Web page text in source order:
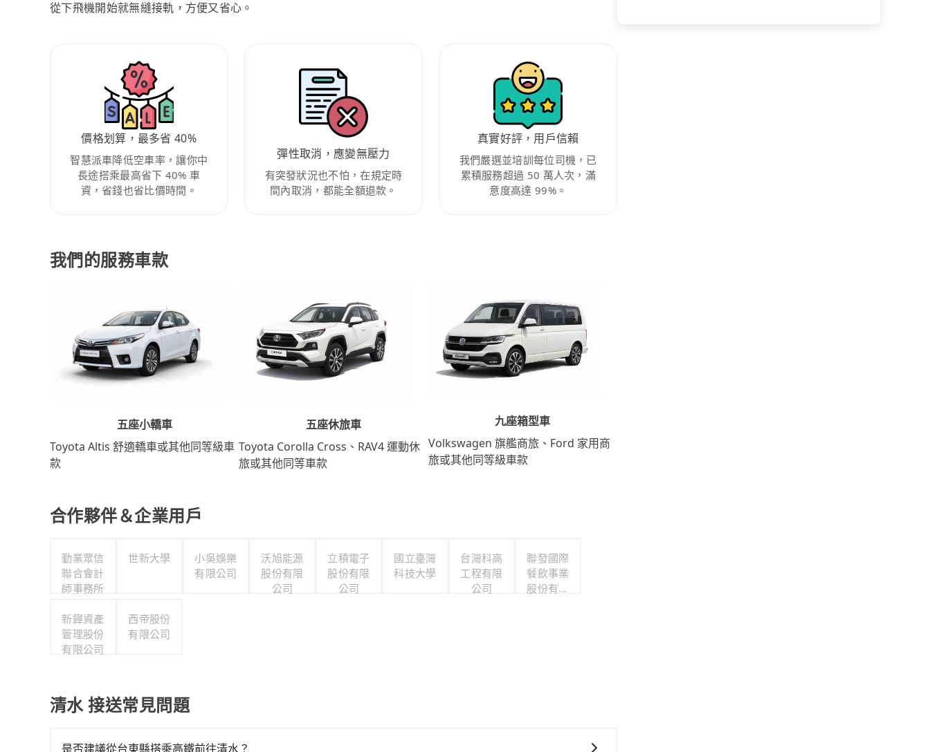
從下飛機開始就無縫接軌，方便又省心。
價格划算，最多省 40%
智慧派車降低空車率，讓你中
長途搭乘最高省下 40% 車
資，省錢也省比價時間。
彈性取消，應變無壓力
有突發狀況也不怕，在規定時
間內取消，都能全額退款。
真實好評，用戶信賴
我們嚴選並培訓每位司機，已
累積服務超過 50 萬人次，滿
意度高達 99%。
我們的服務車款
五座小轎車
Toyota Altis 舒適轎車或其他同等級車
款
五座休旅車
Toyota Corolla Cross、RAV4 運動休
旅或其他同等車款
九座箱型車
Volkswagen 旗艦商旅、Ford 家用商
旅或其他同等級車款
合作夥伴＆企業用戶
勤業眾信
聯合會計
師事務所
世新大學
小吳娛樂
有限公司
沃旭能源
股份有限
公司
立積電子
股份有限
公司
國立臺灣
科技大學
台灣科高
工程有限
公司
聯發國際
餐飲事業
股份有限
新鏵資產
管理股份
有限公司
西帝股份
有限公司
清水 接送常見問題
是否建議從台東縣搭乘高鐵前往清水？